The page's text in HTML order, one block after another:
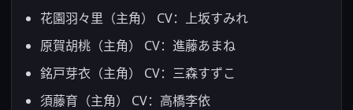
花園羽々里（主角） CV：上坂すみれ
原賀胡桃（主角） CV：進藤あまね
銘戸芽衣（主角） CV：三森すずこ
須藤育（主角） CV：高橋李依